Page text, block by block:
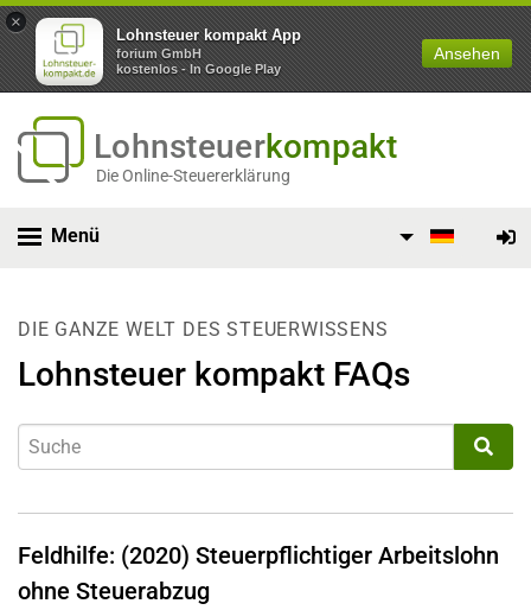
×
Lohnsteuer kompakt App
forium GmbH
kostenlos - In Google Play
Ansehen
Lohnsteuerkompakt
Die Online-Steuererklärung
Menü
DIE GANZE WELT DES STEUERWISSENS
Lohnsteuer kompakt FAQs
Feldhilfe: (2020) Steuerpflichtiger Arbeitslohn
ohne Steuerabzug